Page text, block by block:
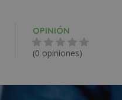
OPINIÓN
(0 opiniones)